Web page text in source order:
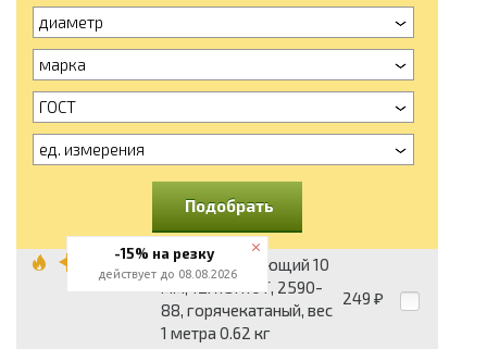
диаметр
марка
ГОСТ
ед. измерения
Подобрать
Круг нержавеющий 10
мм, 12Х18Н10Т, 2590-
88, горячекатаный, вес
1 метра 0.62 кг
249 ₽
-15% на резку
действует до 08.08.2026